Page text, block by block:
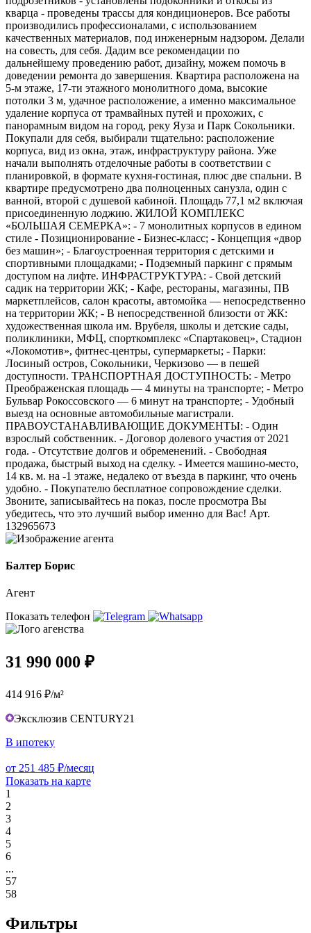
кварца - проведены трассы для кондиционеров. Все работы
производились профессионалами, с использованием
качественных материалов, под инженерным надзором. Делали
на совесть, для себя. Дадим все рекомендации по
дальнейшему проведению работ, дизайну, можем помочь в
доведении ремонта до завершения. Квартира расположена на
5-м этаже, 17-ти этажного монолитного дома, высокие
потолки 3 м, удачное расположение, а именно максимальное
удаление корпуса от трамвайных путей и прохожих, с
панорамным видом на город, реку Яуза и Парк Сокольники.
Покупали для себя, выбирали тщательно: расположение
корпуса, вид из окна, этаж, инфраструктуру района. Уже
начали выполнять отделочные работы в соответствии с
планировкой, в формате кухня-гостиная, плюс две спальни. В
квартире предусмотрено два полноценных санузла, один с
ванной, второй с душевой кабиной. Площадь 77,1 м2 включая
присоединенную лоджию. ЖИЛОЙ КОМПЛЕКС
«БОЛЬШАЯ СЕМЕРКА»: - 7 монолитных корпусов в едином
стиле - Позиционирование - Бизнес-класс; - Концепция «двор
без машин»; - Благоустроенная территория с детскими и
спортивными площадками; - Подземный паркинг с прямым
доступом на лифте. ИНФРАСТРУКТУРА: - Свой детский
садик на территории ЖК; - Кафе, рестораны, магазины, ПВ
маркетплейсов, салон красоты, автомойка — непосредственно
на территории ЖК; - В непосредственной близости от ЖК:
художественная школа им. Врубеля, школы и детские сады,
поликлиники, МФЦ, спорткомплекс «Спартаковец», Стадион
«Локомотив», фитнес-центры, супермаркеты; - Парки:
Лосиный остров, Сокольники, Черкизово — в пешей
доступности. ТРАНСПОРТНАЯ ДОСТУПНОСТЬ: - Метро
Преображенская площадь — 4 минуты на транспорте; - Метро
Бульвар Рокоссовского — 6 минут на транспорте; - Удобный
выезд на основные автомобильные магистрали.
ПРАВОУСТАНАВЛИВАЮЩИЕ ДОКУМЕНТЫ: - Один
взрослый собственник. - Договор долевого участия от 2021
года. - Отсутствие долгов и обременений. - Свободная
продажа, быстрый выход на сделку. - Имеется машино-место,
14 кв. м. на -1 этаже, недалеко от въезда в паркинг, что очень
удобно. - Покупателю бесплатное сопровождение сделки.
Звоните, записывайтесь на показ, после просмотра Вы
убедитесь, что это лучший выбор именно для Вас! Арт.
132965673
Балтер Борис
Агент
Показать телефон
31 990 000 ₽
414 916 ₽/м²
Эксклюзив CENTURY21
В ипотеку
от 251 485 ₽/месяц
Показать на карте
1
2
3
4
5
6
...
57
58
Фильтры